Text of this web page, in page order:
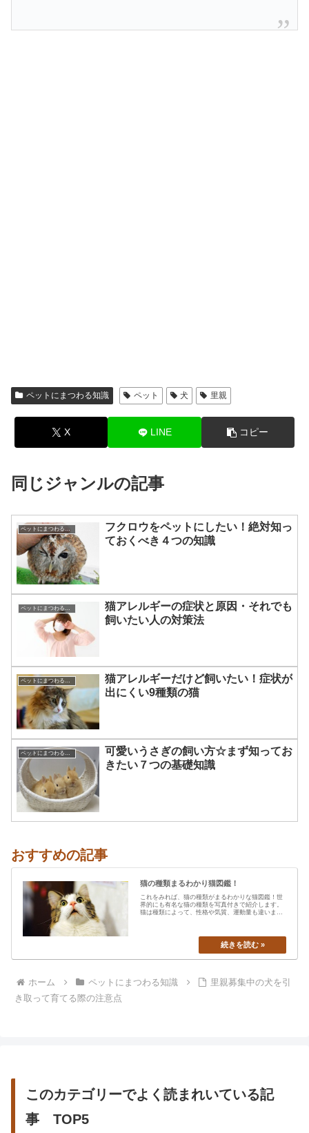
ペットにまつわる知識 ペット 犬 里親
X LINE コピー
同じジャンルの記事
フクロウをペットにしたい！絶対知っ
ておくべき４つの知識
猫アレルギーの症状と原因・それでも
飼いたい人の対策法
猫アレルギーだけど飼いたい！症状が
出にくい9種類の猫
可愛いうさぎの飼い方☆まず知ってお
きたい７つの基礎知識
おすすめの記事
猫の種類まるわかり猫図鑑！
これをみれば、猫の種類がまるわかりな猫図鑑！世
界的にも有名な猫の種類を写真付きで紹介します。
猫は種類によって、性格や気質、運動量も違います
ホーム ペットにまつわる知識
里親募集中の犬を引
き取って育てる際の注意点
このカテゴリーでよく読まれいている記
事 TOP5